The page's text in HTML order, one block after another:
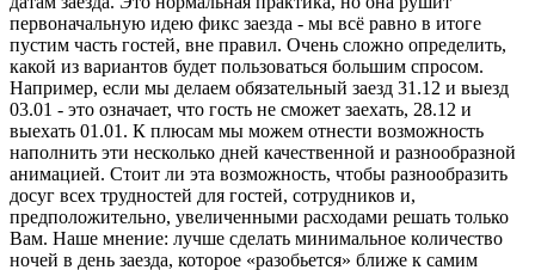
первоначальную идею фикс заезда - мы всё равно в итоге
пустим часть гостей, вне правил. Очень сложно определить,
какой из вариантов будет пользоваться большим спросом.
Например, если мы делаем обязательный заезд 31.12 и выезд
03.01 - это означает, что гость не сможет заехать, 28.12 и
выехать 01.01. К плюсам мы можем отнести возможность
наполнить эти несколько дней качественной и разнообразной
анимацией. Стоит ли эта возможность, чтобы разнообразить
досуг всех трудностей для гостей, сотрудников и,
предположительно, увеличенными расходами решать только
Вам. Наше мнение: лучше сделать минимальное количество
ночей в день заезда, которое «разобьется» ближе к самим